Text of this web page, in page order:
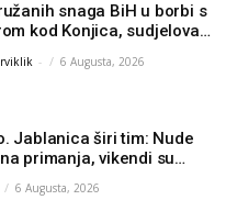
snaga BiH u borbi s
kod Konjica, sudjelovao
- 6 Augusta, 2026
Jablanica širi tim: Nude
primanja, vikendi su
se više radnika
6 Augusta, 2026